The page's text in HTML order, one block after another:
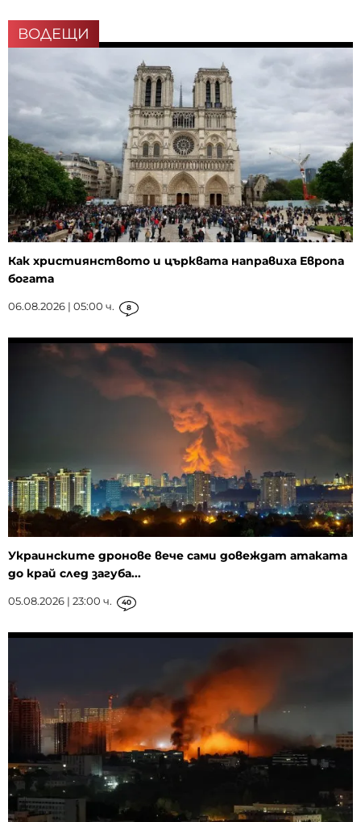
ВОДЕЩИ
Как християнството и църквата направиха Европа
богата
06.08.2026 | 05:00 ч. 8
Украинските дронове вече сами довеждат атаката
до край след загуба...
05.08.2026 | 23:00 ч. 40